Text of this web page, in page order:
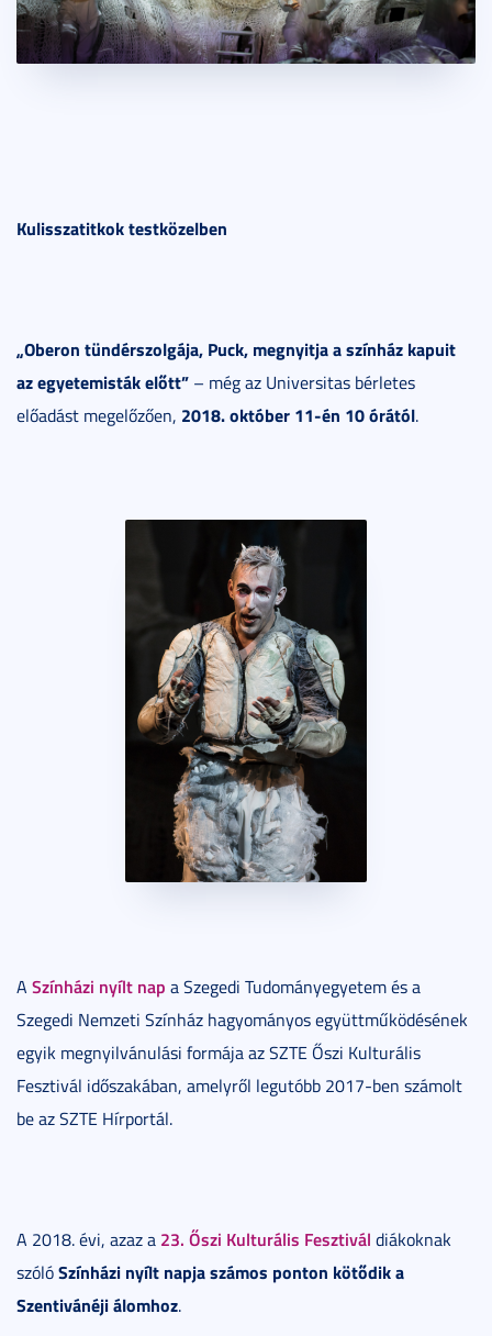
Kulisszatitkok testközelben
„Oberon tündérszolgája, Puck, megnyitja a színház kapuit
az egyetemisták előtt” – még az Universitas bérletes
előadást megelőzően, 2018. október 11-én 10 órától.
A Színházi nyílt nap a Szegedi Tudományegyetem és a
Szegedi Nemzeti Színház hagyományos együttműködésének
egyik megnyilvánulási formája az SZTE Őszi Kulturális
Fesztivál időszakában, amelyről legutóbb 2017-ben számolt
be az SZTE Hírportál.
A 2018. évi, azaz a 23. Őszi Kulturális Fesztivál diákoknak
szólóSzínházi nyílt napjaszámos ponton kötődik a
Szentivánéji álomhoz.